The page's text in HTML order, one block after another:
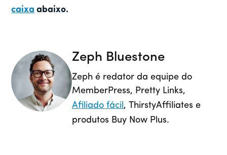
caixa abaixo.
Zeph Bluestone
Zeph é redator da equipe do
MemberPress, Pretty Links,
Afiliado fácil, ThirstyAffiliates e
produtos Buy Now Plus.